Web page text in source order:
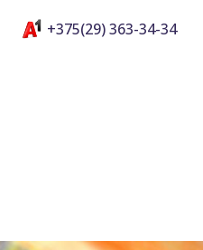
+375(29) 363-34-34